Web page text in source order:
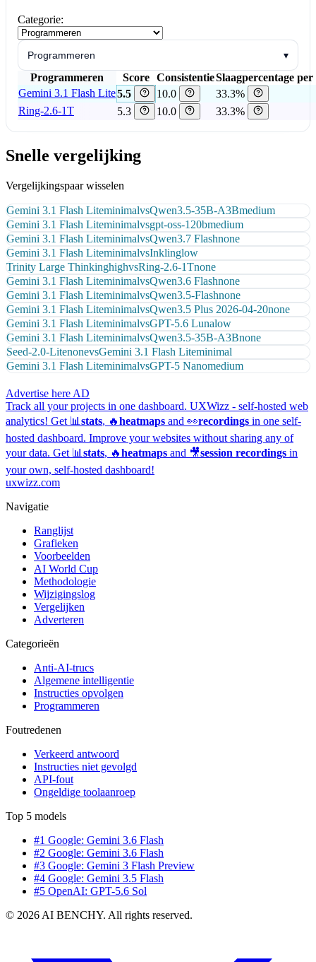
Categorie:
Programmeren ▾
Programmeren Score ConsistentieSlaagpercentage
Gemini 3.1 Flash Lite5.5 10.0
33.3%
Ring-2.6-1T
5.3 10.0 33.3%
Snelle vergelijking
Vergelijkingspaar wisselen
Gemini 3.1 Flash LiteminimalvsQwen3.5-35B-A3Bmedium
Gemini 3.1 Flash Liteminimalvsgpt-oss-120bmedium
Gemini 3.1 Flash LiteminimalvsQwen3.7 Flashnone
Gemini 3.1 Flash LiteminimalvsInklinglow
Trinity Large ThinkinghighvsRing-2.6-1Tnone
Gemini 3.1 Flash LiteminimalvsQwen3.6 Flashnone
Gemini 3.1 Flash LiteminimalvsQwen3.5-Flashnone
Gemini 3.1 Flash LiteminimalvsQwen3.5 Plus 2026-04-20none
Gemini 3.1 Flash LiteminimalvsGPT-5.6 Lunalow
Gemini 3.1 Flash LiteminimalvsQwen3.5-35B-A3Bnone
Seed-2.0-LitenonevsGemini 3.1 Flash Liteminimal
Gemini 3.1 Flash LiteminimalvsGPT-5 Nanomedium
Advertise here AD
Track all your projects in one dashboard. UXWizz - self-hosted web
analytics! Get 📊 stats, 🔥heatmaps and 👀recordings in one self-
hosted dashboard. Improve your websites without sharing any of
your data. Get 📊 stats, 🔥heatmaps and 🎥session recordings in
your own, self-hosted dashboard!
uxwizz.com
Navigatie
Ranglijst
Grafieken
Voorbeelden
AI World Cup
Methodologie
Wijzigingslog
Vergelijken
Adverteren
Categorieën
Anti-AI-trucs
Algemene intelligentie
Instructies opvolgen
Programmeren
Foutredenen
Verkeerd antwoord
Instructies niet gevolgd
API-fout
Ongeldige toolaanroep
Top 5 models
#1 Google: Gemini 3.6 Flash
#2 Google: Gemini 3.6 Flash
#3 Google: Gemini 3 Flash Preview
#4 Google: Gemini 3.5 Flash
#5 OpenAI: GPT-5.6 Sol
© 2026 AI BENCHY. All rights reserved.